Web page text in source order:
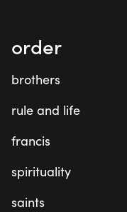
order
brothers
rule and life
francis
spirituality
saints